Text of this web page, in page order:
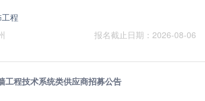
程
报名截止日期：2026-08-06
工程技术系统类供应商招募公告